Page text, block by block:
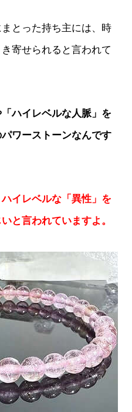
とった持ち主には、時
寄せられると言われて
ハイレベルな人脈」を
ワーストーンなんです
イレベルな「異性」を
と言われていますよ。